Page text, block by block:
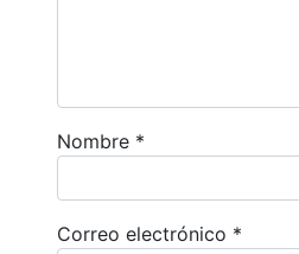
Nombre *
Correo electrónico *